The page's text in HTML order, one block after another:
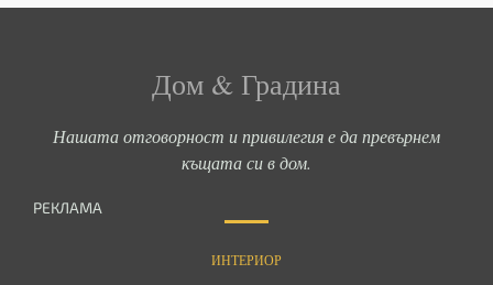
Дом & Градина
Нашата отговорност и привилегия е да превърнем
къщата си в дом.
РЕКЛАМА
ИНТЕРИОР